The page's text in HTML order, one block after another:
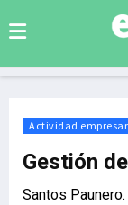
Actividad
Gestión
Santos